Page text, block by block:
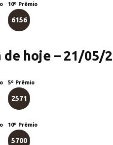
10º Prêmio
6156
hoje – 21/05/
5º Prêmio
2571
10º Prêmio
5700